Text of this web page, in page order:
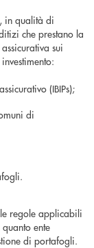
in qualità di
che prestano la
sui
(IBIPs);
di
regole applicabili
ente
di portafogli.